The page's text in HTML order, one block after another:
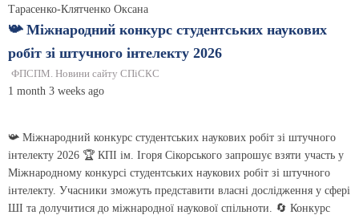
Тарасенко-Клятченко Оксана
📯 Міжнародний конкурс студентських наукових
робіт зі штучного інтелекту 2026
ФПСПМ. Новини сайту СПіСКС
1 month 3 weeks ago
📯 Міжнародний конкурс студентських наукових робіт зі штучного
інтелекту 2026 🏆 КПІ ім. Ігоря Сікорського запрошує взяти участь у
Міжнародному конкурсі студентських наукових робіт зі штучного
інтелекту. Учасники зможуть представити власні дослідження у сфері
ШІ та долучитися до міжнародної наукової спільноти. 🔄 Конкурс